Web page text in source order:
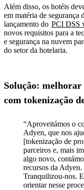
Além disso, os hotéis
em matéria de segurança
lançamento do PCI DSS
novos requisitos para a
e segurança na nuvem
do setor da hotelaria.
Solução: melhorar
com tokenização
“Aproveitámos o
Adyen, que nos
[tokenização de
parceiros e, mais
algo novo,
recursos da
Tranquilizou-nos.
orientar nesse